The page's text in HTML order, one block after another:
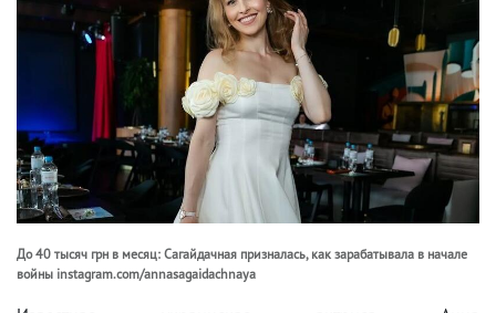
До 40 тысяч грн в месяц: Сагайдачная призналась, как зарабатывала в начале
войны instagram.com/annasagaidachnaya